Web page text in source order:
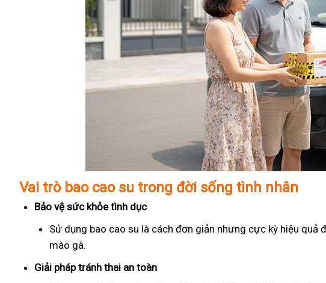
Vai trò bao cao su trong đời sống tình nhân
Bảo vệ sức khỏe tình dục
Sử dụng bao cao su là cách đơn giản nhưng cực kỳ hiệu quả
mào gà.
Giải pháp tránh thai an toàn